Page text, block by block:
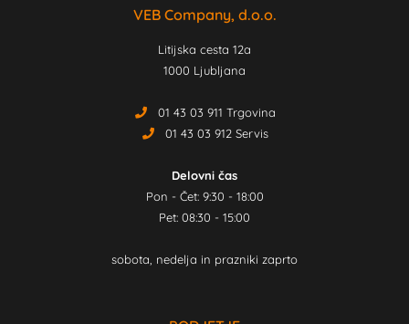
VEB Company, d.o.o.
Litijska cesta 12a
1000 Ljubljana
01 43 03 911 Trgovina
01 43 03 912 Servis
Delovni čas
Pon - Čet: 9:30 - 18:00
Pet: 08:30 - 15:00
sobota, nedelja in prazniki zaprto